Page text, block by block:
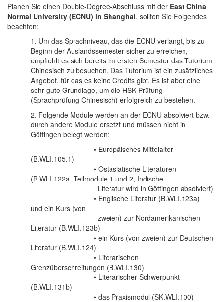
Planen Sie einen Double-Degree-Abschluss mit der East China
Normal University (ECNU) in Shanghai, sollten Sie Folgendes
beachten:
1. Um das Sprachniveau, das die ECNU verlangt, bis zu
Beginn der Auslandssemester sicher zu erreichen,
empfiehlt es sich bereits im ersten Semester das Tutorium
Chinesisch zu besuchen. Das Tutorium ist ein zusätzliches
Angebot, für das es keine Credits gibt. Es ist aber eine
sehr gute Grundlage, um die HSK-Prüfung
(Sprachprüfung Chinesisch) erfolgreich zu bestehen.
2. Folgende Module werden an der ECNU absolviert bzw.
durch andere Module ersetzt und müssen nicht in
Göttingen belegt werden:
• Europäisches Mittelalter
(B.WLI.105.1)
•Ostasiatische Literaturen
(B.WLI.122a, Teilmodule 1 und 2, Indische
Literatur wird in Göttingen absolviert)
• Englische Literatur (B.WLI.123a)
und ein Kurs (von
zweien) zur Nordamerikanischen
Literatur (B.WLI.123b)
• ein Kurs (von zweien) zur Deutschen
Literatur (B.WLI.124)
• Literarischen
Grenzüberschreitungen (B.WLI.130)
• Literarischer Schwerpunkt
(B.WLI.131b)
• das Praxismodul (SK.WLI.100)